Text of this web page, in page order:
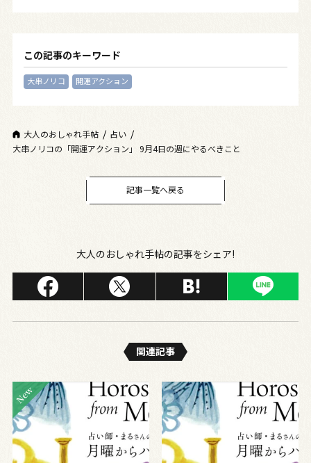
この記事のキーワード
大串ノリコ 開運アクション
大人のおしゃれ手帖
占い
大串ノリコの「開運アクション」 9月4日の週にやるべきこと
記事一覧へ戻る
大人のおしゃれ手帖の記事をシェア!
関連記事